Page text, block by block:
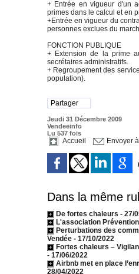
+ Entrée en vigueur d'un
primes dans le calcul et en
+Entrée en vigueur du
personnes exclues du
FONCTION PUBLIQUE
+ Extension de la prime
secrétaires administratifs.
+ Regroupement des
population).
Partager
Jeudi 31 Décembre 2009
Vendeeinfo
Lu 537 fois
Accueil Envoyer
Dans la même
De fortes chaleurs - 27/
L'association
Perturbations des
Vendée - 17/10/2022
Fortes chaleurs –
- 17/06/2022
Airbnb met en place
28/04/2022